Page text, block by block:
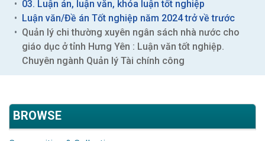
03. Luận án, luận văn, khóa luận tốt nghiệp
Luận văn/Đề án Tốt nghiệp năm 2024 trở về trước
Quản lý chi thường xuyên ngân sách nhà nước cho
giáo dục ở tỉnh Hưng Yên : Luận văn tốt nghiệp.
Chuyên ngành Quản lý Tài chính công
BROWSE